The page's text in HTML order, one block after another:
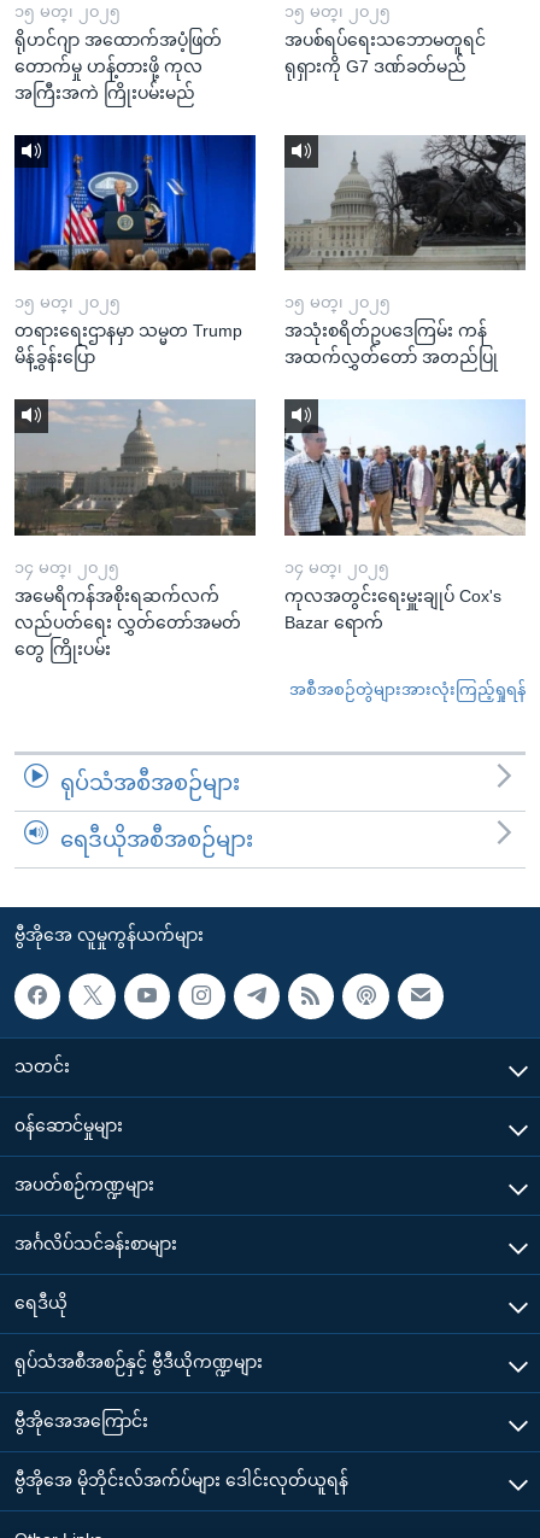
၁၅ မတ္၊ ၂၀၂၅
ရိုဟင်ဂျာ အထောက်အပံ့ဖြတ်
တောက်မှု ဟန့်တားဖို့ ကုလ
အကြီးအကဲ ကြိုးပမ်းမည်
၁၅ မတ္၊ ၂၀၂၅
အပစ်ရပ်ရေးသဘောမတူရင်
ရုရှားကို G7 ဒဏ်ခတ်မည်
၁၅ မတ္၊ ၂၀၂၅
တရားရေးဌာနမှာ သမ္မတ Trump
မိန့်ခွန်းပြော
၁၅ မတ္၊ ၂၀၂၅
အသုံးစရိတ်ဥပဒေကြမ်း ကန်
အထက်လွှတ်တော် အတည်ပြု
၁၄ မတ္၊ ၂၀၂၅
အမေရိကန်အစိုးရဆက်လက်
လည်ပတ်ရေး လွှတ်တော်အမတ်
တွေ ကြိုးပမ်း
၁၄ မတ္၊ ၂၀၂၅
ကုလအတွင်းရေးမှူးချုပ် Cox's
Bazar ရောက်
အစီအစဉ်တွဲများအားလုံးကြည့်ရှုရန်
ရုပ်သံအစီအစဉ်များ
ရေဒီယိုအစီအစဉ်များ
ဗွီအိုအေ လူမှုကွန်ယက်များ
သတင်း
၀န်ဆောင်မှုများ
အပတ်စဉ်ကဏ္ဍများ
အင်္ဂလိပ်သင်ခန်းစာများ
ရေဒီယို
ရုပ်သံအစီအစဉ်နှင့် ဗွီဒီယိုကဏ္ဍများ
ဗွီအိုအေအကြောင်း
ဗွီအိုအေ မိုဘိုင်းလ်အက်ပ်များ ဒေါင်းလုတ်ယူရန်